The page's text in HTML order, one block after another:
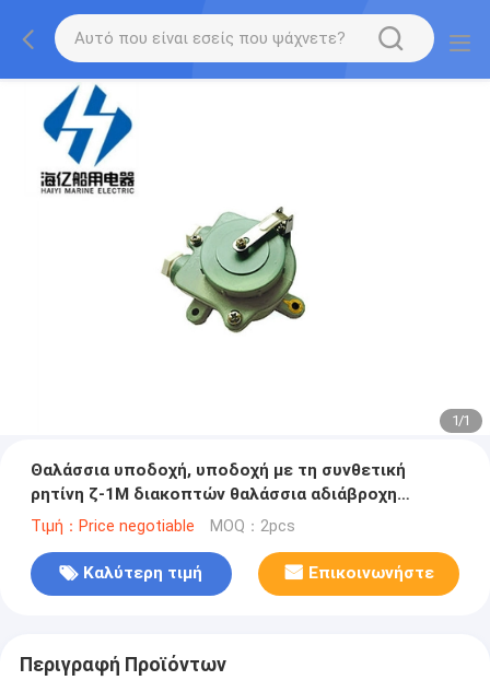
1/1
Θαλάσσια υποδοχή, υποδοχή με τη συνθετική
ρητίνη ζ-1M διακοπτών θαλάσσια αδιάβροχη
ηλεκτρική υποδοχή IP56
Τιμή：Price negotiable MOQ：2pcs
Καλύτερη τιμή Επικοινωνήστε
Περιγραφή Προϊόντων